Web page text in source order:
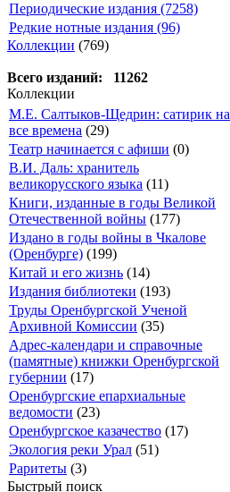
Периодические издания (7258)
Редкие нотные издания (96)
Коллекции (769)
Всего изданий: 11262
Коллекции
М.Е. Салтыков-Щедрин: сатирик на
все времена (29)
Театр начинается с афиши (0)
В.И. Даль: хранитель
великорусского языка (11)
Книги, изданные в годы Великой
Отечественной войны (177)
Издано в годы войны в Чкалове
(Оренбурге) (199)
Китай и его жизнь (14)
Издания библиотеки (193)
Труды Оренбургской Ученой
Архивной Комиссии (35)
Адрес-календари и справочные
(памятные) книжки Оренбургской
губернии (17)
Оренбургские епархиальные
ведомости (23)
Оренбургское казачество (17)
Экология реки Урал (51)
Раритеты (3)
Быстрый поиск